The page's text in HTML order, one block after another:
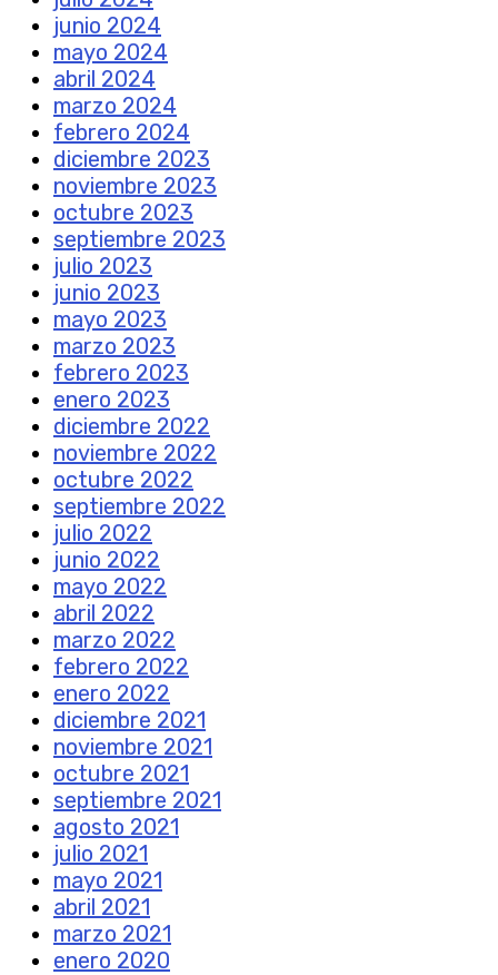
junio 2024
mayo 2024
abril 2024
marzo 2024
febrero 2024
diciembre 2023
noviembre 2023
octubre 2023
septiembre 2023
julio 2023
junio 2023
mayo 2023
marzo 2023
febrero 2023
enero 2023
diciembre 2022
noviembre 2022
octubre 2022
septiembre 2022
julio 2022
junio 2022
mayo 2022
abril 2022
marzo 2022
febrero 2022
enero 2022
diciembre 2021
noviembre 2021
octubre 2021
septiembre 2021
agosto 2021
julio 2021
mayo 2021
abril 2021
marzo 2021
enero 2020